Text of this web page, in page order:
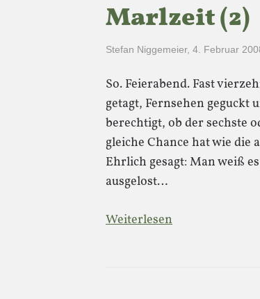
Marlzeit (2)
Stefan Niggemeier, 4. Februar
So. Feierabend. Fast
getagt, Fernsehen geguckt
berechtigt, ob der sechste
gleiche Chance hat wie
Ehrlich gesagt: Man weiß
ausgelost…
Weiterlesen